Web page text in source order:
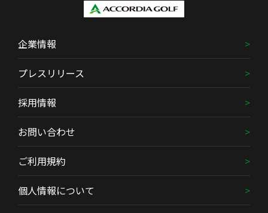
企業情報
プレスリリース
採用情報
お問い合わせ
ご利用規約
個人情報について